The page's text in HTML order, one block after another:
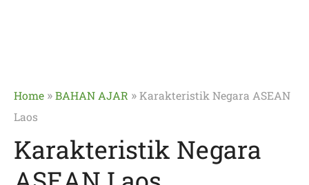
Home »BAHAN AJAR »Karakteristik Negara ASEAN
Laos
Karakteristik Negara